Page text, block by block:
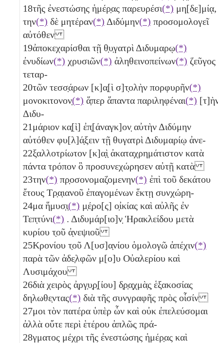
18τῆς ἐνεστώσης ἡμέρ̣ας παρευρέσι(*) μη[δε]μίᾳ,
την(*) δὲ μητέραν(*) Διδύμην(*) προσομολογεῖ
αὐτόθεν
19ἀποκεχαρίσθαι τῇ θ̣υ̣γατρὶ Διδυμαρῳ(*)
ἐνυδίων(*) χρυσιῶν(*) ἀληθεινοπείνων(*) ζεῦγος
τεταρ-
20τῶν τεσσ̣άρων [κ]α̣[ὶ σ]τ̣ολὴν πορφυρῆν(*)
μονοκιτονον̣(*) ἅ̣περ ἅπαντα παριληφέναι(*)
Διδυ-
21μάριον κα̣[ὶ] ἐπ̣[άναγκ]ον̣ αὐτὴν Διδύμην
αὐτόθεν φυ[λ]ά̣ξειν τῇ θυγατρὶ Διδυμαρίῳ ἀνε-
22ξαλλοτρίωτον [κ]α̣ὶ̣ ἀκαταχρημάτιστον κατὰ
πάντα τρόπον ὃ προσυνεχώρησεν αὐτῇ κατὰ
23την(*) πρ̣οσονομαζομενην(*) ἐπὶ τοῦ δεκάτου
ἔτους Τρ̣α̣ιανοῦ ἐπαγομένων ἕκτῃ συνχώρη-
24μα ἥμυσ̣ι̣(*) μ̣έ̣ρο[ς] ο̣ἰκίας καὶ αὐλῆς ἐν
Τεπ̣τύνι(*) . Διδυμάρ[ιο]ν̣ Ἡρακλείδου μετὰ
κυρίου τ̣οῦ ἀ̣νεψιοῦ
25Κρονίου τ̣οῦ Λ[υσ]α̣νίου ὁμολογῶ ἀπέχιν(*)
παρὰ τῶν ἀδε̣λφῶν μ[ο]υ Οὐαλερίου καὶ
Λυσιμάχου
26διὰ χειρὸς ἀ̣ργ̣υ̣ρ̣[ίου] δ̣ρ̣α̣χμὰ̣ς̣ ἑξακοσίας
δηλωθε̣ντας(*) διὰ τῆς συνγραφῆς πρὸς οἷσίν
27μοι τὸν πατέρα ὑπὲρ ὧν καὶ οὐκ ἐπελεύσομαι
ἀλλὰ οὔτε περὶ ἑτέρου ἁπλῶς πρά-
28γματος μέχρι τῆς ἐνεστώσης ἡμέρ̣ας καὶ